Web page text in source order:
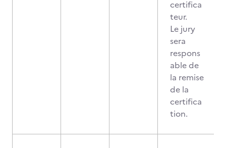
certifica
teur.
Le jury
sera
respons
able de
la remise
de la
certifica
tion.